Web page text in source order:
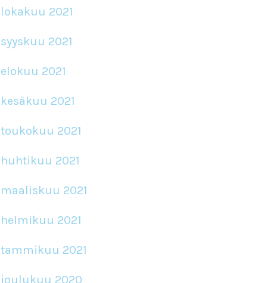
lokakuu 2021
syyskuu 2021
elokuu 2021
kesäkuu 2021
toukokuu 2021
huhtikuu 2021
maaliskuu 2021
helmikuu 2021
tammikuu 2021
joulukuu 2020